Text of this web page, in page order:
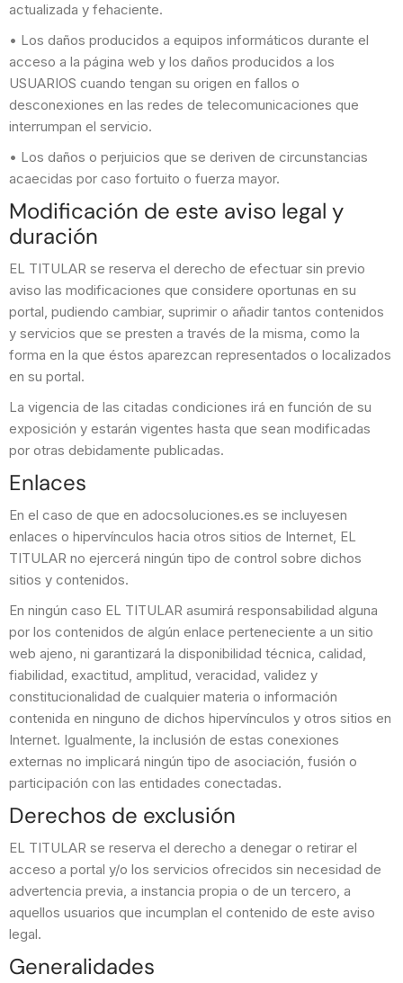
actualizada y fehaciente.
• Los daños producidos a equipos informáticos durante el
acceso a la página web y los daños producidos a los
USUARIOS cuando tengan su origen en fallos o
desconexiones en las redes de telecomunicaciones que
interrumpan el servicio.
• Los daños o perjuicios que se deriven de circunstancias
acaecidas por caso fortuito o fuerza mayor.
Modificación de este aviso legal y
duración
EL TITULAR se reserva el derecho de efectuar sin previo
aviso las modificaciones que considere oportunas en su
portal, pudiendo cambiar, suprimir o añadir tantos contenidos
y servicios que se presten a través de la misma, como la
forma en la que éstos aparezcan representados o localizados
en su portal.
La vigencia de las citadas condiciones irá en función de su
exposición y estarán vigentes hasta que sean modificadas
por otras debidamente publicadas.
Enlaces
En el caso de que en adocsoluciones.es se incluyesen
enlaces o hipervínculos hacia otros sitios de Internet, EL
TITULAR no ejercerá ningún tipo de control sobre dichos
sitios y contenidos.
En ningún caso EL TITULAR asumirá responsabilidad alguna
por los contenidos de algún enlace perteneciente a un sitio
web ajeno, ni garantizará la disponibilidad técnica, calidad,
fiabilidad, exactitud, amplitud, veracidad, validez y
constitucionalidad de cualquier materia o información
contenida en ninguno de dichos hipervínculos y otros sitios en
Internet. Igualmente, la inclusión de estas conexiones
externas no implicará ningún tipo de asociación, fusión o
participación con las entidades conectadas.
Derechos de exclusión
EL TITULAR se reserva el derecho a denegar o retirar el
acceso a portal y/o los servicios ofrecidos sin necesidad de
advertencia previa, a instancia propia o de un tercero, a
aquellos usuarios que incumplan el contenido de este aviso
legal.
Generalidades